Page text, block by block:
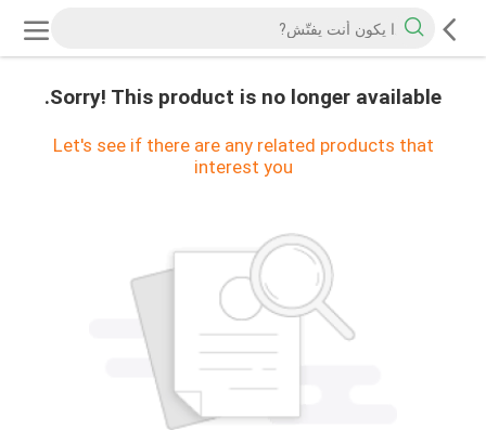
Sorry! This product is no longer available.
Let's see if there are any related products that
interest you